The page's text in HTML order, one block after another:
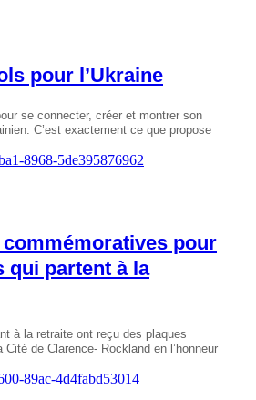
pour l’Ukraine
se connecter, créer et montrer son
C’est exactement ce que propose
commémoratives pour
qui partent à la
à la retraite ont reçu des plaques
de Clarence- Rockland en l’honneur